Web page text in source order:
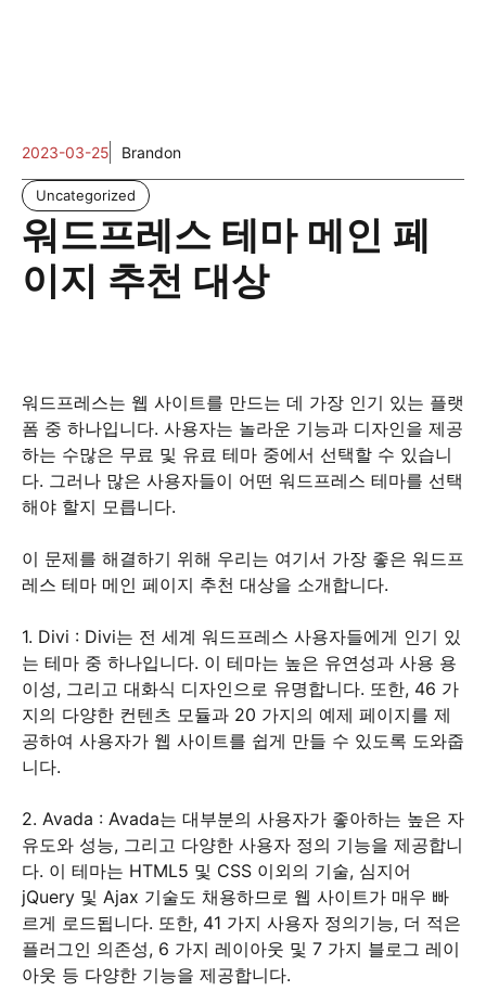
2023-03-25 Brandon
Uncategorized
워드프레스 테마 메인 페
이지 추천 대상
워드프레스는 웹 사이트를 만드는 데 가장 인기 있는 플랫
폼 중 하나입니다. 사용자는 놀라운 기능과 디자인을 제공
하는 수많은 무료 및 유료 테마 중에서 선택할 수 있습니
다. 그러나 많은 사용자들이 어떤 워드프레스 테마를 선택
해야 할지 모릅니다.
이 문제를 해결하기 위해 우리는 여기서 가장 좋은 워드프
레스 테마 메인 페이지 추천 대상을 소개합니다.
1. Divi : Divi는 전 세계 워드프레스 사용자들에게 인기 있
는 테마 중 하나입니다. 이 테마는 높은 유연성과 사용 용
이성, 그리고 대화식 디자인으로 유명합니다. 또한, 46 가
지의 다양한 컨텐츠 모듈과 20 가지의 예제 페이지를 제
공하여 사용자가 웹 사이트를 쉽게 만들 수 있도록 도와줍
니다.
2. Avada : Avada는 대부분의 사용자가 좋아하는 높은 자
유도와 성능, 그리고 다양한 사용자 정의 기능을 제공합니
다. 이 테마는 HTML5 및 CSS 이외의 기술, 심지어
jQuery 및 Ajax 기술도 채용하므로 웹 사이트가 매우 빠
르게 로드됩니다. 또한, 41 가지 사용자 정의기능, 더 적은
플러그인 의존성, 6 가지 레이아웃 및 7 가지 블로그 레이
아웃 등 다양한 기능을 제공합니다.